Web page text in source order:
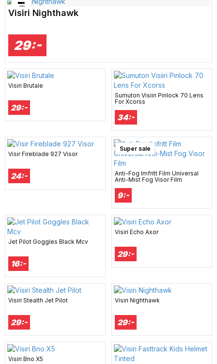
Bästsäljare just nu!
Visiri Nighthawk
29:-
Visiri Brutale
29:-
Sumuton Visiiri Pinlock 70 Lens
For Xcorss
34:-
Visir Fireblade 927 Visor
24:-
Super sale
Anti-Fog Imfritt Film Universal
Anti-Mist Fog Visor Film
9:-
Jet Pilot Goggles Black Mcv
16:-
Visiri Echo Axor
29:-
Visiri Stealth Jet Pilot
29:-
Visiri Nighthawk
29:-
Visiri Bno X5